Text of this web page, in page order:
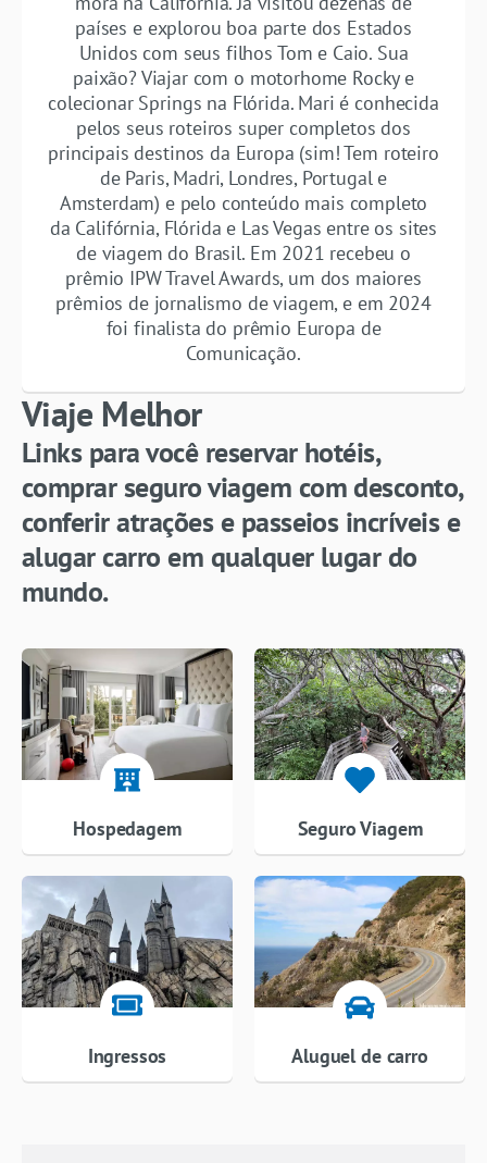
países e explorou boa parte dos Estados
Unidos com seus filhos Tom e Caio. Sua
paixão? Viajar com o motorhome Rocky e
colecionar Springs na Flórida. Mari é conhecida
pelos seus roteiros super completos dos
principais destinos da Europa (sim! Tem roteiro
de Paris, Madri, Londres, Portugal e
Amsterdam) e pelo conteúdo mais completo
da Califórnia, Flórida e Las Vegas entre os sites
de viagem do Brasil. Em 2021 recebeu o
prêmio IPW Travel Awards, um dos maiores
prêmios de jornalismo de viagem, e em 2024
foi finalista do prêmio Europa de
Comunicação.
Viaje Melhor
Links para você reservar hotéis,
comprar seguro viagem com desconto,
conferir atrações e passeios incríveis e
alugar carro em qualquer lugar do
mundo.
Hospedagem Seguro Viagem
Ingressos Aluguel de carro